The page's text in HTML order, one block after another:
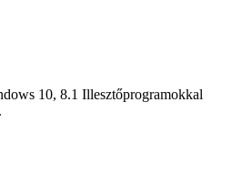
10, 8.1 Illesztőprogramokkal